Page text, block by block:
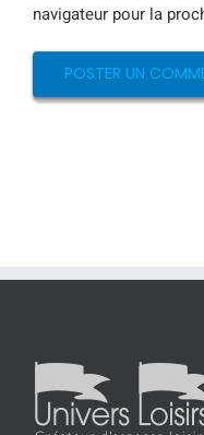
navigateur pour la